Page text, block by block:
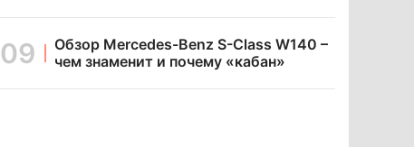
Обзор Mercedes-Benz S-Class W140 –
чем знаменит и почему «кабан»